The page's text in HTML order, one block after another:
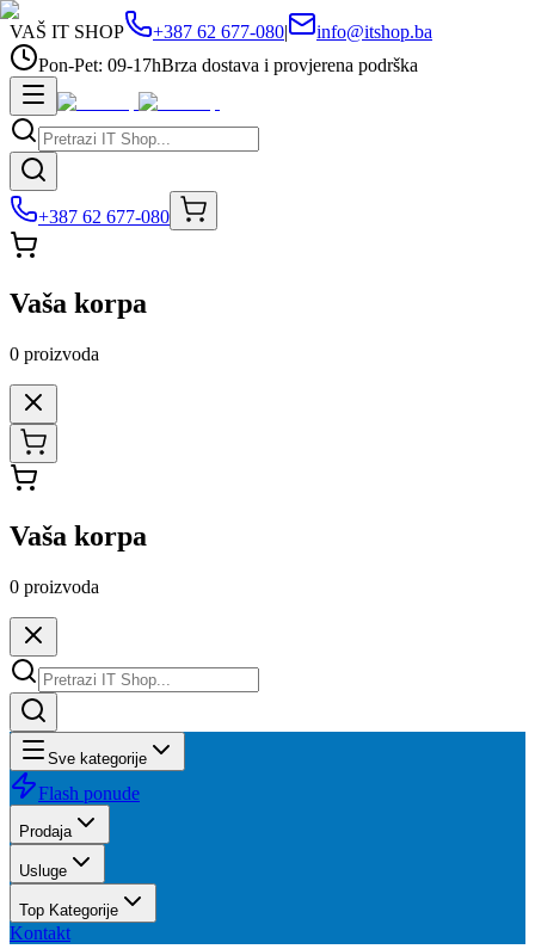
VAŠ IT SHOP +387 62 677-080|
info@itshop.ba
Pon-Pet: 09-17hBrza dostava i provjerena podrška
+387 62 677-080
Vaša korpa
0 proizvoda
Vaša korpa
0 proizvoda
Sve kategorije
Flash ponude
Prodaja
Usluge
Top Kategorije
Kontakt